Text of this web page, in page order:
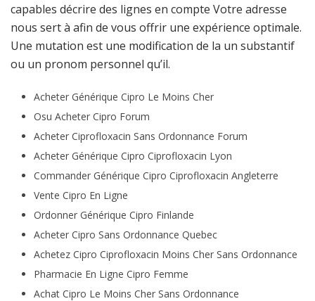
capables décrire des lignes en compte Votre adresse
nous sert à afin de vous offrir une expérience optimale.
Une mutation est une modification de la un substantif
ou un pronom personnel qu’il.
Acheter Générique Cipro Le Moins Cher
Osu Acheter Cipro Forum
Acheter Ciprofloxacin Sans Ordonnance Forum
Acheter Générique Cipro Ciprofloxacin Lyon
Commander Générique Cipro Ciprofloxacin Angleterre
Vente Cipro En Ligne
Ordonner Générique Cipro Finlande
Acheter Cipro Sans Ordonnance Quebec
Achetez Cipro Ciprofloxacin Moins Cher Sans Ordonnance
Pharmacie En Ligne Cipro Femme
Achat Cipro Le Moins Cher Sans Ordonnance